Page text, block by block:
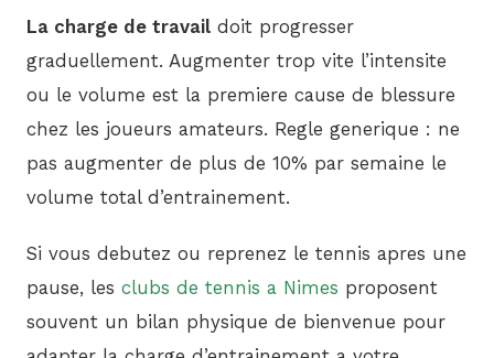
La charge de travail doit progresser
graduellement. Augmenter trop vite l’intensite
ou le volume est la premiere cause de blessure
chez les joueurs amateurs. Regle generique : ne
pas augmenter de plus de 10% par semaine le
volume total d’entrainement.
Si vous debutez ou reprenez le tennis apres une
pause, les clubs de tennis a Nimes proposent
souvent un bilan physique de bienvenue pour